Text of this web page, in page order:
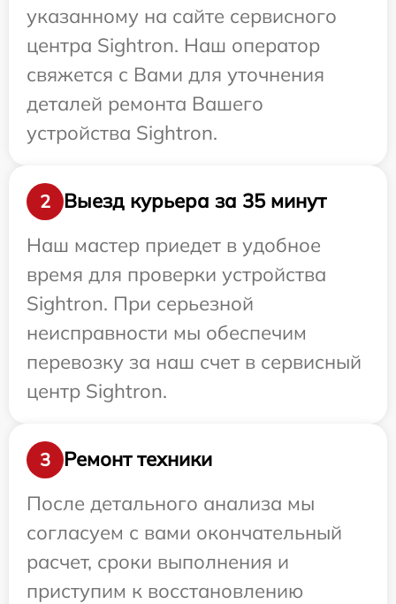
указанному на сайте сервисного
центра Sightron. Наш оператор
свяжется с Вами для уточнения
деталей ремонта Вашего
устройства Sightron.
2
Выезд курьера за 35 минут
Наш мастер приедет в удобное
время для проверки устройства
Sightron. При серьезной
неисправности мы обеспечим
перевозку за наш счет в сервисный
центр Sightron.
3
Ремонт техники
После детального анализа мы
согласуем с вами окончательный
расчет, сроки выполнения и
приступим к восстановлению